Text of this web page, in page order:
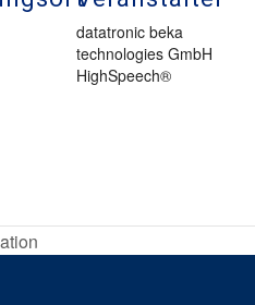
datatronic beka
technologies GmbH
HighSpeech®